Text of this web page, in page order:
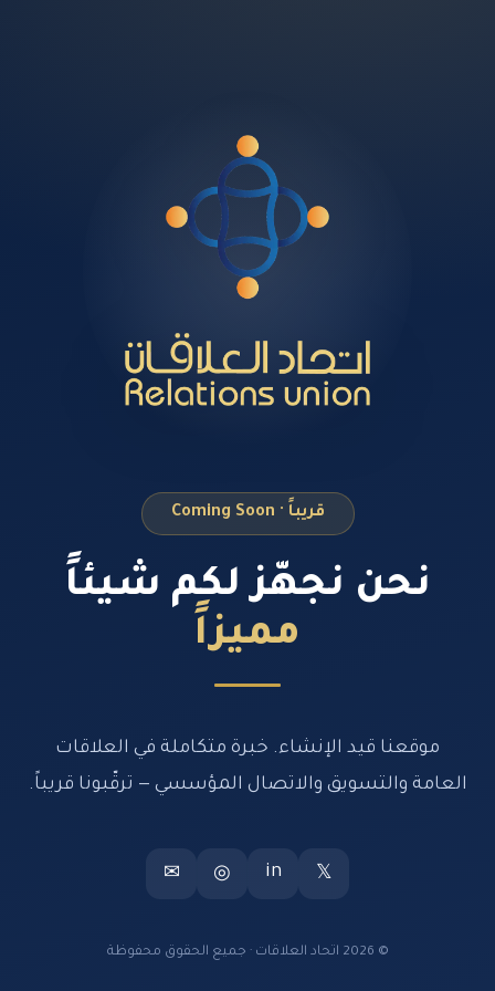
قريباً · Coming Soon
نحن نجهّز لكم شيئاً
مميزاً
موقعنا قيد الإنشاء. خبرة متكاملة في العلاقات
العامة والتسويق والاتصال المؤسسي — ترقّبونا قريباً.
𝕏
in
◎
✉
© 2026 اتحاد العلاقات · جميع الحقوق محفوظة